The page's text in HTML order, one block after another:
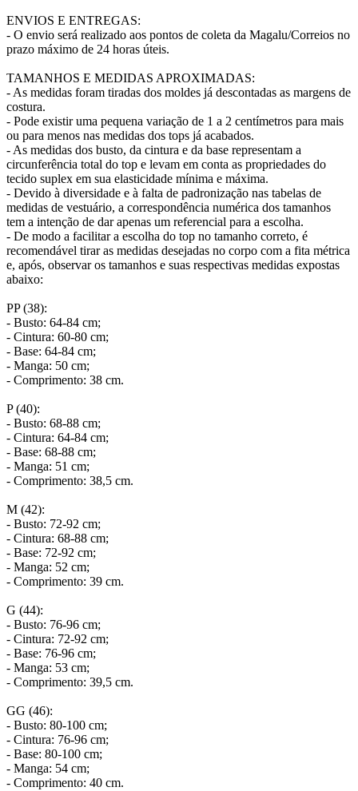
ENVIOS E ENTREGAS:
- O envio será realizado aos pontos de coleta da Magalu/Correios no
prazo máximo de 24 horas úteis.
TAMANHOS E MEDIDAS APROXIMADAS:
- As medidas foram tiradas dos moldes já descontadas as margens de
costura.
- Pode existir uma pequena variação de 1 a 2 centímetros para mais
ou para menos nas medidas dos tops já acabados.
- As medidas dos busto, da cintura e da base representam a
circunferência total do top e levam em conta as propriedades do
tecido suplex em sua elasticidade mínima e máxima.
- Devido à diversidade e à falta de padronização nas tabelas de
medidas de vestuário, a correspondência numérica dos tamanhos
tem a intenção de dar apenas um referencial para a escolha.
- De modo a facilitar a escolha do top no tamanho correto, é
recomendável tirar as medidas desejadas no corpo com a fita métrica
e, após, observar os tamanhos e suas respectivas medidas expostas
abaixo:
PP (38):
- Busto: 64-84 cm;
- Cintura: 60-80 cm;
- Base: 64-84 cm;
- Manga: 50 cm;
- Comprimento: 38 cm.
P (40):
- Busto: 68-88 cm;
- Cintura: 64-84 cm;
- Base: 68-88 cm;
- Manga: 51 cm;
- Comprimento: 38,5 cm.
M (42):
- Busto: 72-92 cm;
- Cintura: 68-88 cm;
- Base: 72-92 cm;
- Manga: 52 cm;
- Comprimento: 39 cm.
G (44):
- Busto: 76-96 cm;
- Cintura: 72-92 cm;
- Base: 76-96 cm;
- Manga: 53 cm;
- Comprimento: 39,5 cm.
GG (46):
- Busto: 80-100 cm;
- Cintura: 76-96 cm;
- Base: 80-100 cm;
- Manga: 54 cm;
- Comprimento: 40 cm.